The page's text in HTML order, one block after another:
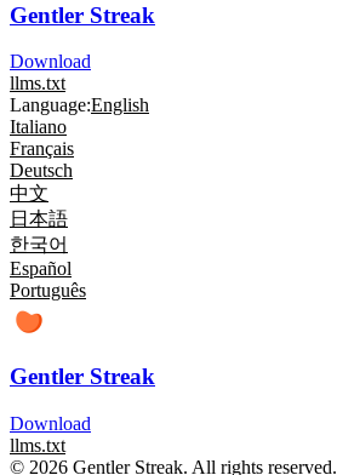
Gentler Streak
Download
llms.txt
Language:English
Italiano
Français
Deutsch
中文
日本語
한국어
Español
Português
Gentler Streak
Download
llms.txt
© 2026 Gentler Streak. All rights reserved.